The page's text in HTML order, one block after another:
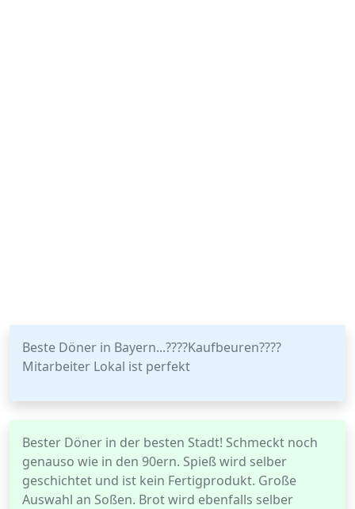
Beste Döner in Bayern...????Kaufbeuren????
Mitarbeiter Lokal ist perfekt
Bester Döner in der besten Stadt! Schmeckt noch
genauso wie in den 90ern. Spieß wird selber
geschichtet und ist kein Fertigprodukt. Große
Auswahl an Soßen. Brot wird ebenfalls selber